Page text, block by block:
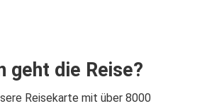
Chisinau
geht die Reise?
Reisekarte mit über 8000